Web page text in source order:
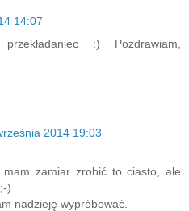
14:07
:) Pozdrawiam,
2014 19:03
zamiar zrobić to ciasto, ale
)
nadzieję wypróbować.